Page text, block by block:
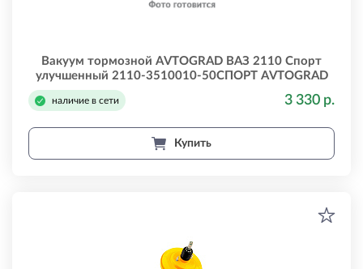
Вакуум тормозной AVTOGRAD ВАЗ 2110 Спорт
улучшенный 2110-3510010-50СПОРТ AVTOGRAD
2110351001050спорт
наличие в сети 3 330 р.
Купить